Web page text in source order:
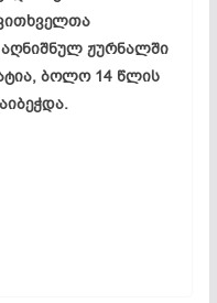
ჟურნალში
ბოლო 14 წლის